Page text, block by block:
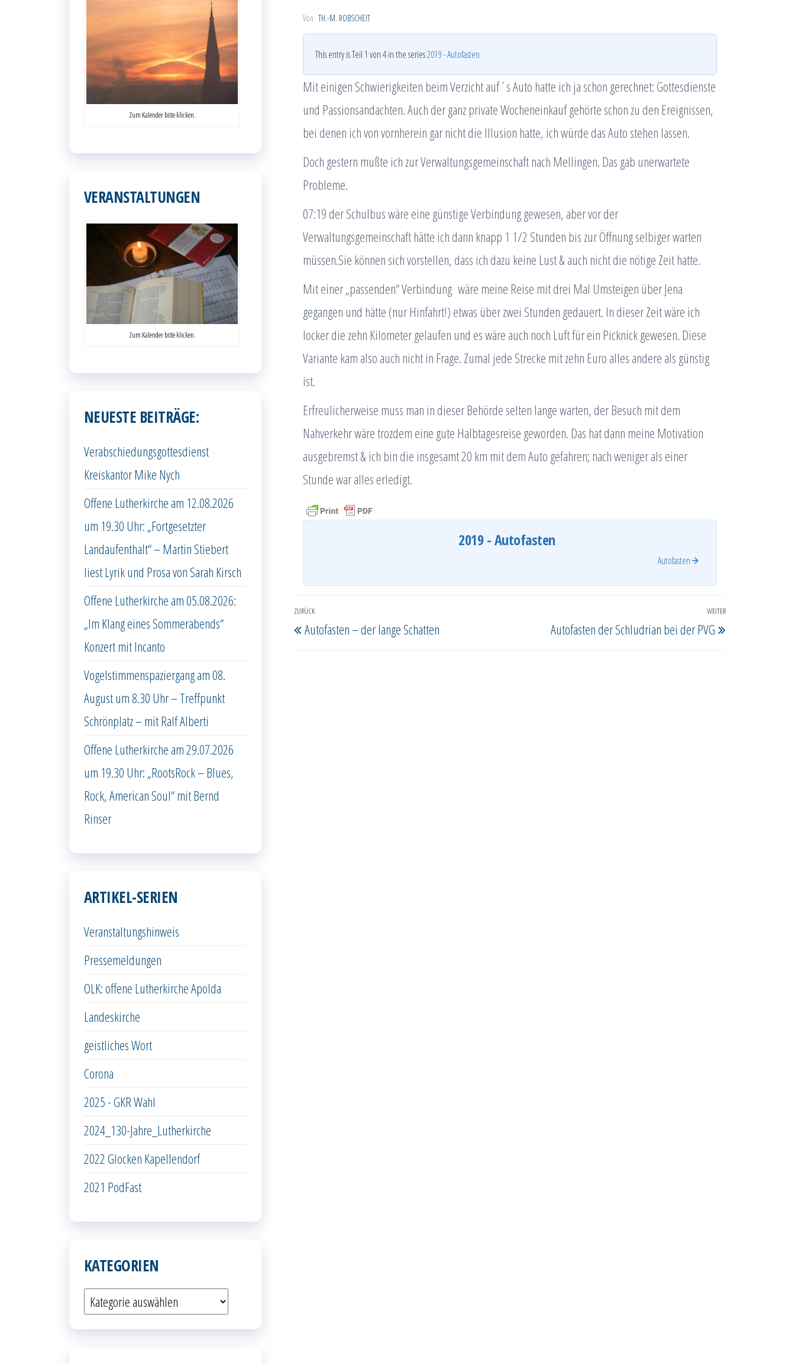
Von TH.-M. ROBSCHEIT
This entry is Teil 1 von 4 in the series2019 - Autofasten
Mit einigen Schwierigkeiten beim Verzicht auf´s Auto hatte ich ja schon gerechnet: Gottesdienste
und Passionsandachten. Auch der ganz private Wocheneinkauf gehörte schon zu den Ereignissen,
bei denen ich von vornherein gar nicht die Illusion hatte, ich würde das Auto stehen lassen.
Doch gestern mußte ich zur Verwaltungsgemeinschaft nach Mellingen. Das gab unerwartete
Probleme.
07:19 der Schulbus wäre eine günstige Verbindung gewesen, aber vor der
Verwaltungsgemeinschaft hätte ich dann knapp 1 1/2 Stunden bis zur Öffnung selbiger warten
müssen.Sie können sich vorstellen, dass ich dazu keine Lust & auch nicht die nötige Zeit hatte.
Mit einer „passenden“ Verbindung wäre meine Reise mit drei Mal Umsteigen über Jena
gegangen und hätte (nur Hinfahrt!) etwas über zwei Stunden gedauert. In dieser Zeit wäre ich
locker die zehn Kilometer gelaufen und es wäre auch noch Luft für ein Picknick gewesen. Diese
Variante kam also auch nicht in Frage. Zumal jede Strecke mit zehn Euro alles andere als günstig
ist.
Erfreulicherweise muss man in dieser Behörde selten lange warten, der Besuch mit dem
Nahverkehr wäre trozdem eine gute Halbtagesreise geworden. Das hat dann meine Motivation
ausgebremst & ich bin die insgesamt 20 km mit dem Auto gefahren; nach weniger als einer
Stunde war alles erledigt.
2019 - Autofasten
Autofasten
Beitragsnavigation
Vorheriger
Beitrag
ZURÜCK
Autofasten – der lange Schatten
Nächster
WEITER
Autofasten der Schludrian bei der PVG
Zum Kalender bitte klicken.
VERANSTALTUNGEN
Zum Kalender bitte klicken.
NEUESTE BEITRÄGE:
Verabschiedungsgottesdienst
Kreiskantor Mike Nych
Offene Lutherkirche am 12.08.2026
um 19.30 Uhr: „Fortgesetzter
Landaufenthalt“ – Martin Stiebert
liest Lyrik und Prosa von Sarah Kirsch
Offene Lutherkirche am 05.08.2026:
„Im Klang eines Sommerabends“
Konzert mit Incanto
Vogelstimmenspaziergang am 08.
August um 8.30 Uhr – Treffpunkt
Schrönplatz – mit Ralf Alberti
Offene Lutherkirche am 29.07.2026
um 19.30 Uhr: „RootsRock – Blues,
Rock, American Soul“ mit Bernd
Rinser
ARTIKEL-SERIEN
Veranstaltungshinweis
Pressemeldungen
OLK: offene Lutherkirche Apolda
Landeskirche
geistliches Wort
Corona
2025 - GKR Wahl
2024_130-Jahre_Lutherkirche
2022 Glocken Kapellendorf
2021 PodFast
KATEGORIEN
Kategorien